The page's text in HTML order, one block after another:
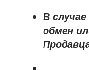
В
обмен